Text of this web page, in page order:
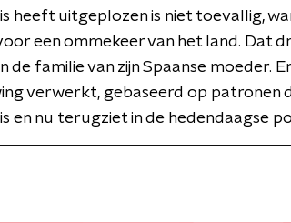
heeft uitgeplozen is niet toevallig,
een ommekeer van het land. Dat
de familie van zijn Spaanse moeder.
verwerkt, gebaseerd op patronen
en nu terugziet in de hedendaagse